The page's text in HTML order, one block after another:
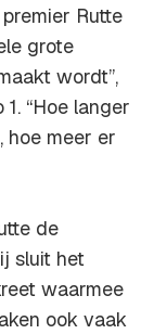
Rutte
grote
wordt”,
“Hoe langer
hoe meer er
de
sluit het
waarmee
ook vaak